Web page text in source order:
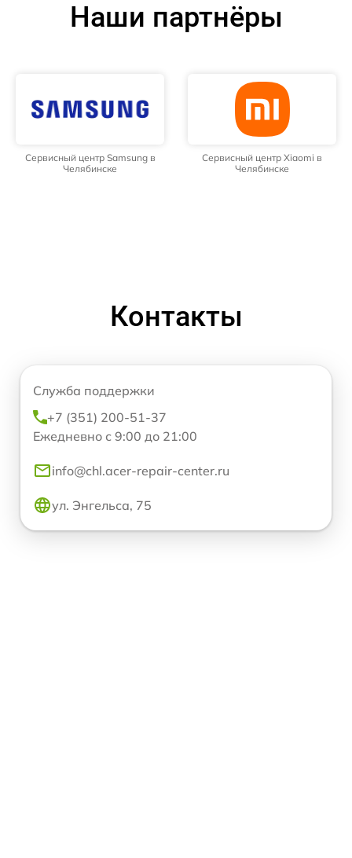
Наши партнёры
Сервисный центр Samsung в
Челябинске
Сервисный центр Xiaomi в
Челябинске
Контакты
Служба поддержки
+7 (351) 200-51-37
Ежедневно с 9:00 до 21:00
info@chl.acer-repair-center.ru
ул. Энгельса, 75